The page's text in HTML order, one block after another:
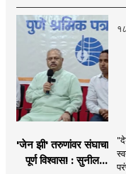
'जेन झी' तरुणांवर संघाचा
पूर्ण विश्वास! : सुनील